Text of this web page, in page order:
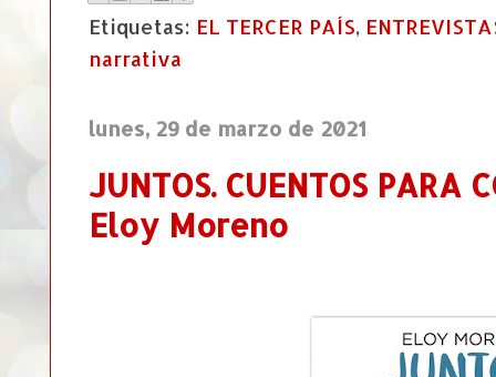
Etiquetas: EL TERCER PAÍS,
narrativa
lunes, 29 de marzo de 2021
JUNTOS. CUENTOS PARA
Eloy Moreno